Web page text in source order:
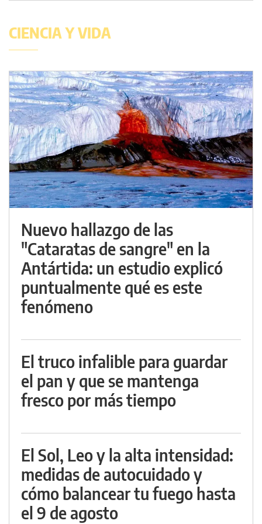
CIENCIA Y VIDA
Nuevo hallazgo de las
"Cataratas de sangre" en la
Antártida: un estudio explicó
puntualmente qué es este
fenómeno
El truco infalible para guardar
el pan y que se mantenga
fresco por más tiempo
El Sol, Leo y la alta intensidad:
medidas de autocuidado y
cómo balancear tu fuego hasta
el 9 de agosto